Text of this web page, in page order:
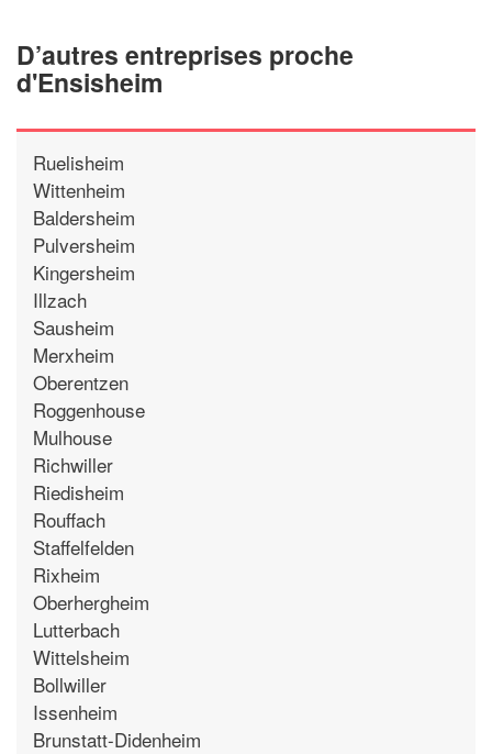
D’autres entreprises proche
d'Ensisheim
Ruelisheim
Wittenheim
Baldersheim
Pulversheim
Kingersheim
Illzach
Sausheim
Merxheim
Oberentzen
Roggenhouse
Mulhouse
Richwiller
Riedisheim
Rouffach
Staffelfelden
Rixheim
Oberhergheim
Lutterbach
Wittelsheim
Bollwiller
Issenheim
Brunstatt-Didenheim